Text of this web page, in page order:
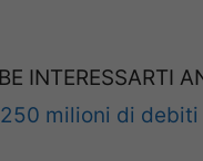
INTERESSARTI
milioni di debiti